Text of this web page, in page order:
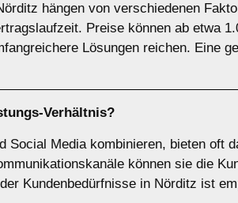
hängen von verschiedenen
Preise können ab etwa
Lösungen reichen. Eine
Verhältnis?
Social Media kombinieren, bieten oft
können sie die
Kundenbedürfnisse in Nörditz ist